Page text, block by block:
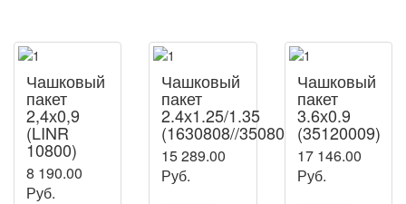
Чашковый
пакет
2,4х0,9
(LINR
10800)
8 190.00
Руб.
Чашковый
пакет
2.4х1.25/1.35
(1630808//35080040)
15 289.00
Руб.
Чашковый
пакет
3.6х0.9
(35120009)
17 146.00
Руб.